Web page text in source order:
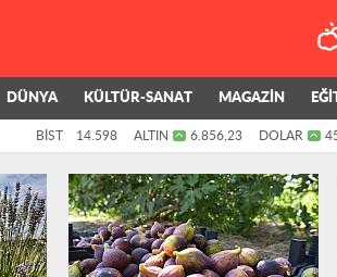
DÜNYA KÜLTÜR-SANAT MAGAZİN
BİST 14.598 ALTIN 6.856,23 DOLAR